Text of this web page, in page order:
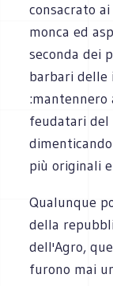
consacrato
monca ed
seconda dei
barbari delle
:mantennero
feudatari del
più originali
Qualunque
della
dell'Agro,
furono mai